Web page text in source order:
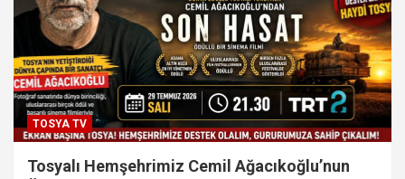
TOSYA TV
Tosyalı Hemşehrimiz Cemil Ağacıkoğlu’nun